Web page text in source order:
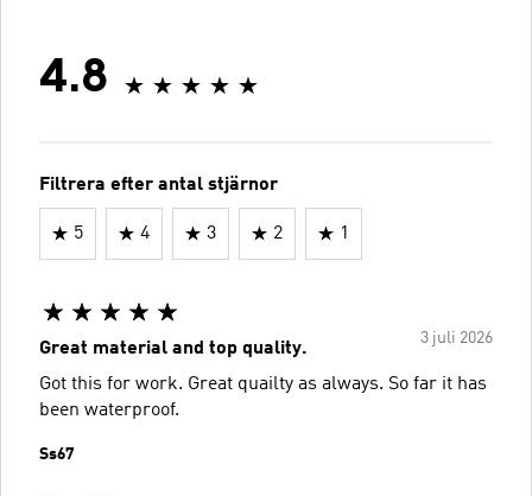
4.8
Filtrera efter antal stjärnor
5 4 3 2 1
3 juli 2026
Great material and top quality.
Got this for work. Great quailty as always. So far it has
been waterproof.
Ss67